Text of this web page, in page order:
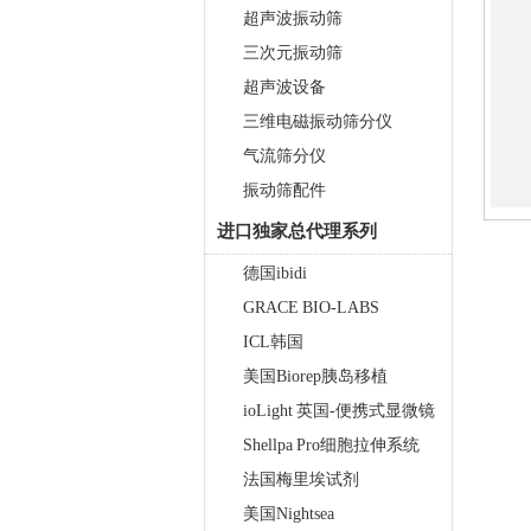
超声波振动筛
三次元振动筛
超声波设备
三维电磁振动筛分仪
气流筛分仪
振动筛配件
进口独家总代理系列
德国ibidi
GRACE BIO-LABS
ICL韩国
美国Biorep胰岛移植
ioLight 英国-便携式显微镜
Shellpa Pro细胞拉伸系统
法国梅里埃试剂
美国Nightsea
真空离心浓缩仪(溶剂蒸发工作
站) JX-ZLN-BN
单细胞悬液制备仪 JX-DLDXB-